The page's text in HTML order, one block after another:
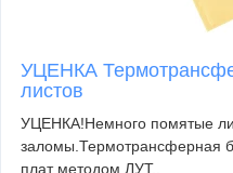
УЦЕНКА
листов
УЦЕНКА!Немного помятые
заломы.Термотрансферная
плат методом ЛУТ..